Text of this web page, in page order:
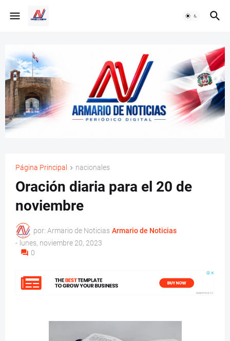
Página Principal nacionales
Oración diaria para el 20 de
noviembre
por: Armario de Noticias Armario de Noticias
- lunes, noviembre 20, 2023
0